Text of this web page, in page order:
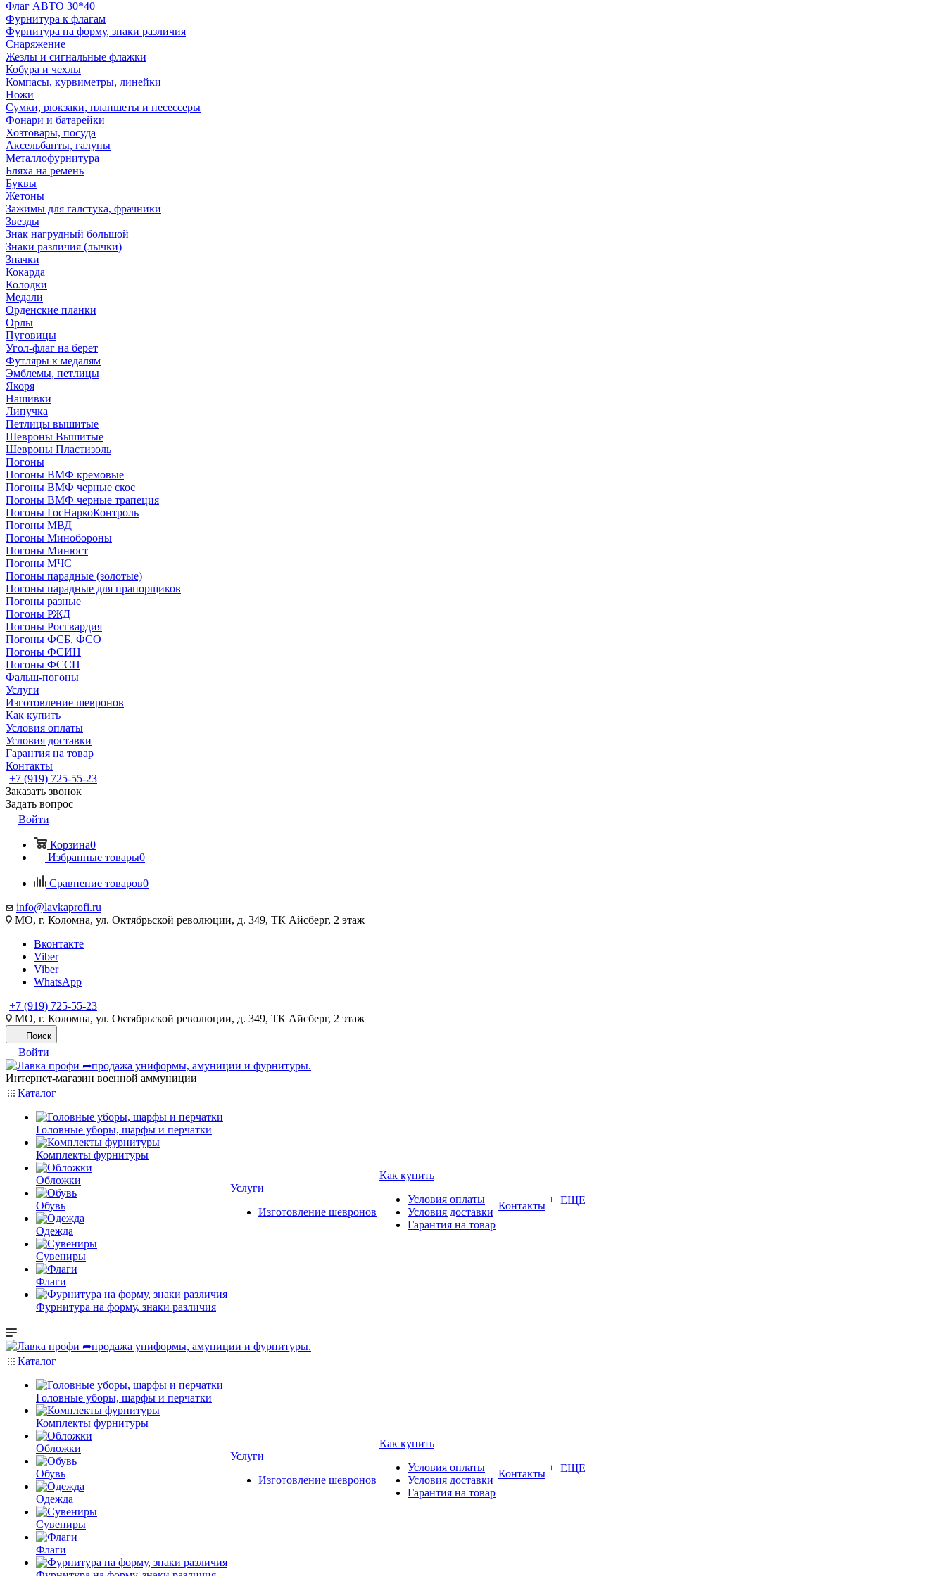
Флаг АВТО 30*40
Фурнитура к флагам
Фурнитура на форму, знаки различия
Снаряжение
Жезлы и сигнальные флажки
Кобура и чехлы
Компасы, курвиметры, линейки
Ножи
Сумки, рюкзаки, планшеты и несессеры
Фонари и батарейки
Хозтовары, посуда
Аксельбанты, галуны
Металлофурнитура
Бляха на ремень
Буквы
Жетоны
Зажимы для галстука, фрачники
Звезды
Знак нагрудный большой
Знаки различия (лычки)
Значки
Кокарда
Колодки
Медали
Орденские планки
Орлы
Пуговицы
Угол-флаг на берет
Футляры к медалям
Эмблемы, петлицы
Якоря
Нашивки
Липучка
Петлицы вышитые
Шевроны Вышитые
Шевроны Пластизоль
Погоны
Погоны ВМФ кремовые
Погоны ВМФ черные скос
Погоны ВМФ черные трапеция
Погоны ГосНаркоКонтроль
Погоны МВД
Погоны Минобороны
Погоны Минюст
Погоны МЧС
Погоны парадные (золотые)
Погоны парадные для прапорщиков
Погоны разные
Погоны РЖД
Погоны Росгвардия
Погоны ФСБ, ФСО
Погоны ФСИН
Погоны ФССП
Фальш-погоны
Услуги
Изготовление шевронов
Как купить
Условия оплаты
Условия доставки
Гарантия на товар
Контакты
+7 (919) 725-55-23
Заказать звонок
Задать вопрос
Войти
Корзина0
Избранные товары0
Сравнение товаров0
info@lavkaprofi.ru
МО, г. Коломна, ул. Октябрьской революции, д. 349, ТК Айсберг, 2 этаж
Вконтакте
Viber
Viber
WhatsApp
+7 (919) 725-55-23
МО, г. Коломна, ул. Октябрьской революции, д. 349, ТК Айсберг, 2 этаж
Поиск
Войти
Интернет-магазин военной аммуниции
Каталог
Головные уборы, шарфы и перчатки
Комплекты фурнитуры
Обложки
Обувь
Одежда
Сувениры
Флаги
Фурнитура на форму, знаки различия
Услуги
Изготовление шевронов
Как купить
Условия оплаты
Условия доставки
Гарантия на товар
Контакты + ЕЩЕ
Каталог
Головные уборы, шарфы и перчатки
Комплекты фурнитуры
Обложки
Обувь
Одежда
Сувениры
Флаги
Услуги
Изготовление шевронов
Как купить
Условия оплаты
Условия доставки
Гарантия на товар
Контакты + ЕЩЕ